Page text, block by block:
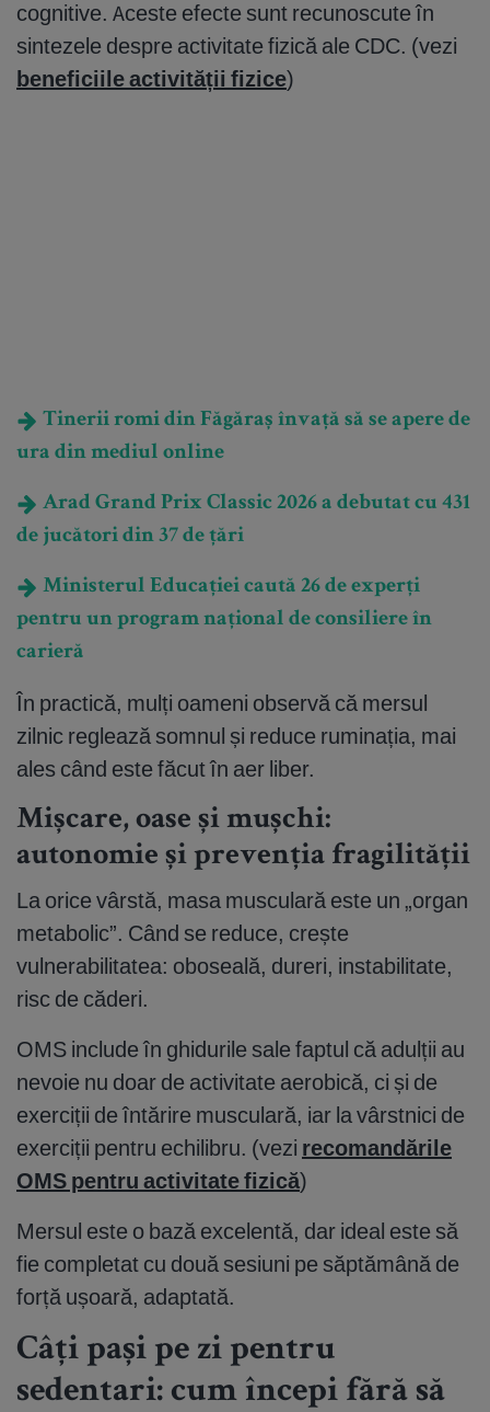
cognitive. Aceste efecte sunt recunoscute în
sintezele despre activitate fizică ale CDC. (vezi
beneficiile activității fizice)
Tinerii romi din Făgăraș învață să se apere de
ura din mediul online
Arad Grand Prix Classic 2026 a debutat cu 431
de jucători din 37 de țări
Ministerul Educației caută 26 de experți
pentru un program național de consiliere în
carieră
În practică, mulți oameni observă că mersul
zilnic reglează somnul și reduce ruminația, mai
ales când este făcut în aer liber.
Mișcare, oase și mușchi:
autonomie și prevenția fragilității
La orice vârstă, masa musculară este un „organ
metabolic”. Când se reduce, crește
vulnerabilitatea: oboseală, dureri, instabilitate,
risc de căderi.
OMS include în ghidurile sale faptul că adulții au
nevoie nu doar de activitate aerobică, ci și de
exerciții de întărire musculară, iar la vârstnici de
exerciții pentru echilibru. (vezi recomandările
OMS pentru activitate fizică)
Mersul este o bază excelentă, dar ideal este să
fie completat cu două sesiuni pe săptămână de
forță ușoară, adaptată.
Câți pași pe zi pentru
sedentari: cum începi fără să